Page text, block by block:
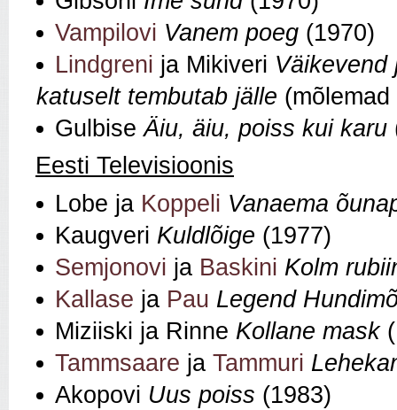
Vampilovi Vanem poeg (1970)
Lindgreni ja Mikiveri Väikevend
katuselt tembutab jälle (mõlemad
GulbiseÄiu, äiu, poiss kui karu
Eesti Televisioonis
Lobe ja Koppeli Vanaema
Kaugveri Kuldlõige (1977)
Semjonovi ja Baskini Kolm
Kallase ja Pau Legend
Miziiski ja Rinne Kollane mask
Tammsaare ja Tammuri
Akopovi Uus poiss (1983)